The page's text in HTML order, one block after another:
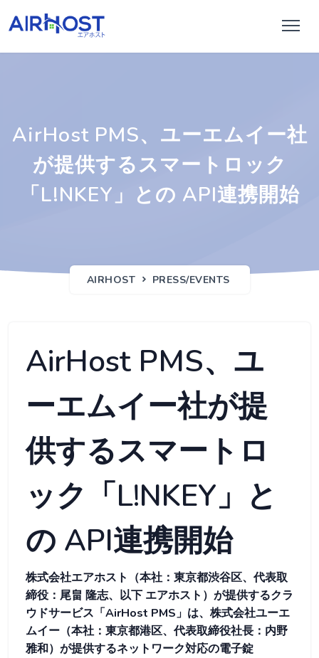
AirHost PMS、ユーエムイー社
が提供するスマートロック
「L!NKEY」との API連携開始
AIRHOST PRESS/EVENTS
AirHost PMS、ユ
ーエムイー社が提
供するスマートロ
ック「L!NKEY」と
の API連携開始
株式会社エアホスト（本社：東京都渋谷区、代表取
締役：尾畠 隆志、以下 エアホスト）が提供するクラ
ウドサービス「AirHost PMS」は、株式会社ユーエ
ムイー（本社：東京都港区、代表取締役社長：内野
雅和）が提供するネットワーク対応の電子錠